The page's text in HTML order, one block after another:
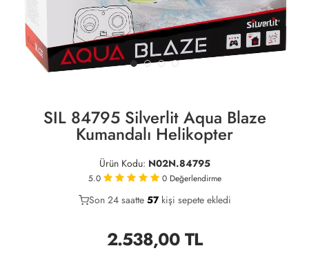
SIL 84795 Silverlit Aqua Blaze
Kumandalı Helikopter
Ürün Kodu: N02N.84795
5.0 0 Değerlendirme
37
Son 24 saatte 57kişi sepete ekledi
22
2.538,00TL